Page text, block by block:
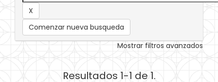
Comenzar nueva busqueda
Mostrar filtros avanzados
Resultados 1-1 de 1.